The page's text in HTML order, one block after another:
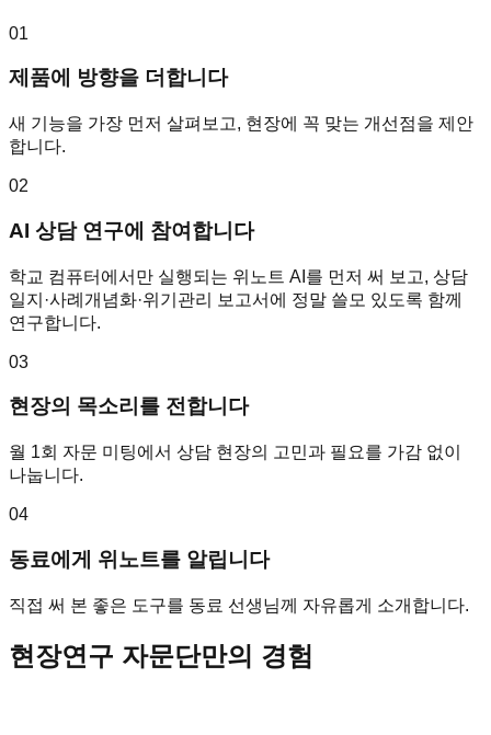
01
제품에 방향을 더합니다
새 기능을 가장 먼저 살펴보고, 현장에 꼭 맞는 개선점을 제안
합니다.
02
AI 상담 연구에 참여합니다
학교 컴퓨터에서만 실행되는 위노트 AI를 먼저 써 보고, 상담
일지·사례개념화·위기관리 보고서에 정말 쓸모 있도록 함께
연구합니다.
03
현장의 목소리를 전합니다
월 1회 자문 미팅에서 상담 현장의 고민과 필요를 가감 없이
나눕니다.
04
동료에게 위노트를 알립니다
직접 써 본 좋은 도구를 동료 선생님께 자유롭게 소개합니다.
현장연구 자문단만의 경험